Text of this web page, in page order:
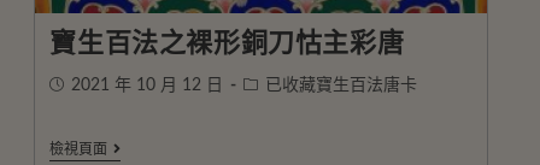
寶生百法之裸形銅刀怙主彩唐
2021 年 10 月 12 日 已收藏寶生百法唐卡
檢視頁面